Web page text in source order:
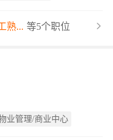
熟... 等5个职位
业管理/商业中心